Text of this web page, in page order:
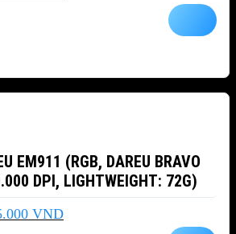
EM911 (RGB, DAREU BRAVO
DPI, LIGHTWEIGHT: 72G)
VNDGiá